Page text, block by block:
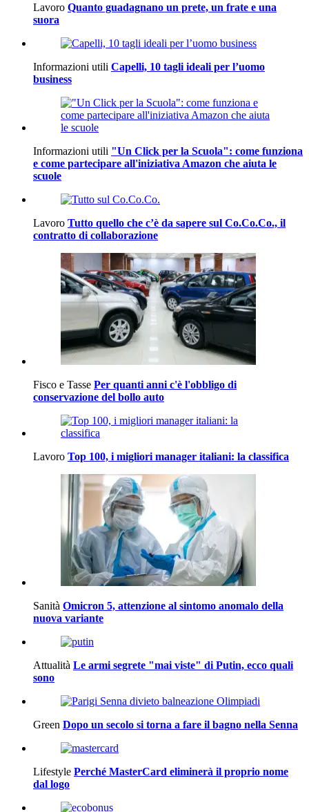
Lavoro Quanto guadagnano un prete, un frate e una
suora
Informazioni utili Capelli, 10 tagli ideali per l’uomo
business
Informazioni utili "Un Click per la Scuola": come funziona
e come partecipare all'iniziativa Amazon che aiuta le
scuole
Lavoro Tutto quello che c’è da sapere sul Co.Co.Co., il
contratto di collaborazione
Fisco e Tasse Per quanti anni c'è l'obbligo di
conservazione del bollo auto
Lavoro Top 100, i migliori manager italiani: la classifica
Sanità Omicron 5, attenzione al sintomo anomalo della
nuova variante
Attualità Le armi segrete "mai viste" di Putin, ecco quali
sono
Green Dopo un secolo si torna a fare il bagno nella Senna
Lifestyle Perché MasterCard eliminerà il proprio nome
dal logo